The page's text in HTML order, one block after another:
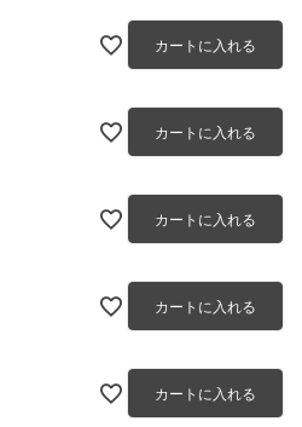
カートに入れる
カートに入れる
カートに入れる
カートに入れる
カートに入れる